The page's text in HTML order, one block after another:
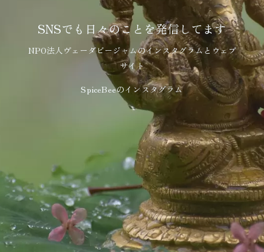
SNSでも日々のことを発信してます
NPO法人ヴェーダビージャムのインスタグラムと ウェブ
サイト
SpiceBeeのインスタグラム